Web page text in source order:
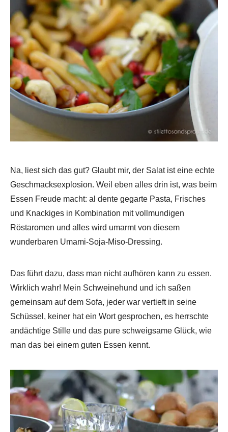
Na, liest sich das gut? Glaubt mir, der Salat ist eine echte
Geschmacksexplosion. Weil eben alles drin ist, was beim
Essen Freude macht: al dente gegarte Pasta, Frisches
und Knackiges in Kombination mit vollmundigen
Röstaromen und alles wird umarmt von diesem
wunderbaren Umami-Soja-Miso-Dressing.
Das führt dazu, dass man nicht aufhören kann zu essen.
Wirklich wahr! Mein Schweinehund und ich saßen
gemeinsam auf dem Sofa, jeder war vertieft in seine
Schüssel, keiner hat ein Wort gesprochen, es herrschte
andächtige Stille und das pure schweigsame Glück, wie
man das bei einem guten Essen kennt.